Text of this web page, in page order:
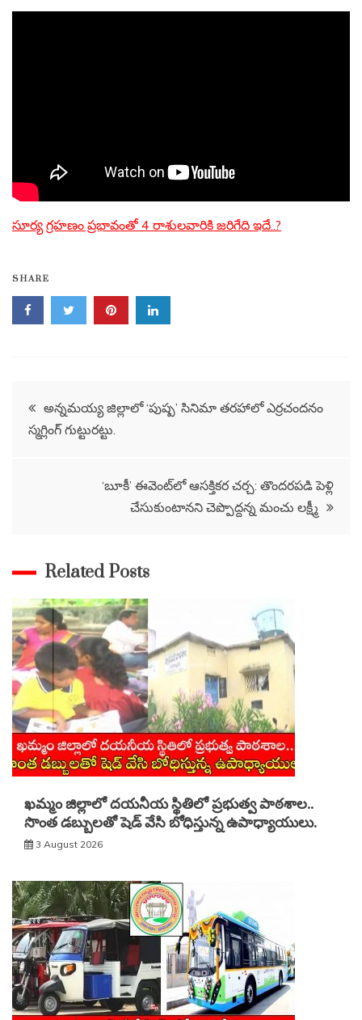
సూర్య గ్రహణం ప్రభావంతో 4 రాశులవారికి జరిగేది ఇదే..?
SHARE
Post
navigation
అన్నమయ్య జిల్లాలో ‘పుష్ప’ సినిమా తరహాలో ఎర్రచందనం
స్మగ్లింగ్ గుట్టురట్టు.
‘బూకీ’ ఈవెంట్‌లో ఆసక్తికర చర్చ: తొందరపడి పెళ్లి
చేసుకుంటానని చెప్పొద్దన్న మంచు లక్ష్మీ
Related Posts
ఖమ్మం జిల్లాలో దయనీయ స్థితిలో ప్రభుత్వ పాఠశాల..
సొంత డబ్బులతో షెడ్ వేసి బోధిస్తున్న ఉపాధ్యాయులు.
3 August 2026